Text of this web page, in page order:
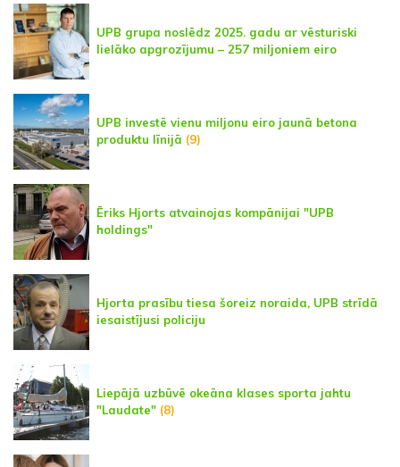
UPB grupa noslēdz 2025. gadu ar vēsturiski
lielāko apgrozījumu – 257 miljoniem eiro
UPB investē vienu miljonu eiro jaunā betona
produktu līnijā (9)
Ēriks Hjorts atvainojas kompānijai "UPB
holdings"
Hjorta prasību tiesa šoreiz noraida, UPB strīdā
iesaistījusi policiju
Liepājā uzbūvē okeāna klases sporta jahtu
"Laudate" (8)